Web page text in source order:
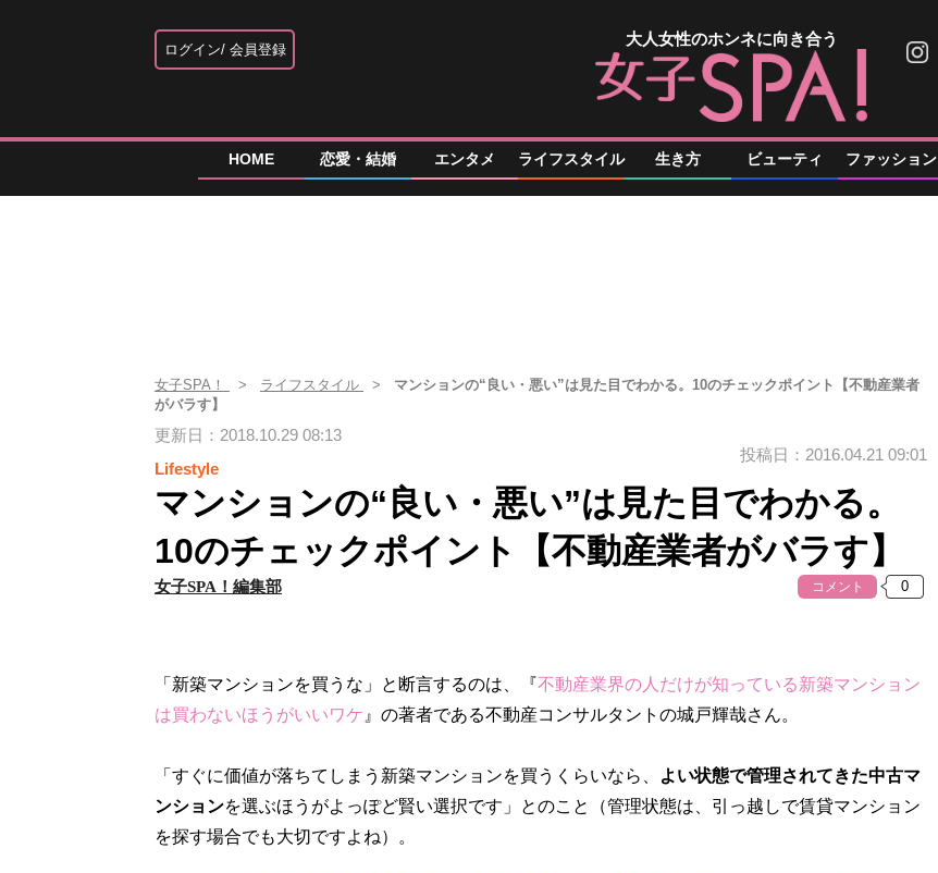
ログイン 会員登録
大人女性のホンネに向き合う
HOME 恋愛・結婚 エンタメ ライフスタイル 生き方 ビューティ ファッション
女子SPA！ ライフスタイル
マンションの“良い・悪い”は見た目でわかる。10のチェックポイント【不動産業者
がバラす】
更新日：2018.10.29 08:13
Lifestyle
投稿日：2016.04.21 09:01
マンションの“良い・悪い”は見た目でわかる。
10のチェックポイント【不動産業者がバラす】
女子SPA！編集部 コメント
「新築マンションを買うな」と断言するのは、『不動産業界の人だけが知っている新築マンション
は買わないほうがいいワケ 』の著者である不動産コンサルタントの城戸輝哉さん。
「すぐに価値が落ちてしまう新築マンションを買うくらいなら、
よい状態で管理されてきた中古マ
ンションを選ぶほうがよっぽど賢い選択です」とのこと（管理状態は、引っ越しで賃貸マンション
を探す場合でも大切ですよね）。